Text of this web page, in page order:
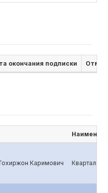
окончания подписки
Каримович